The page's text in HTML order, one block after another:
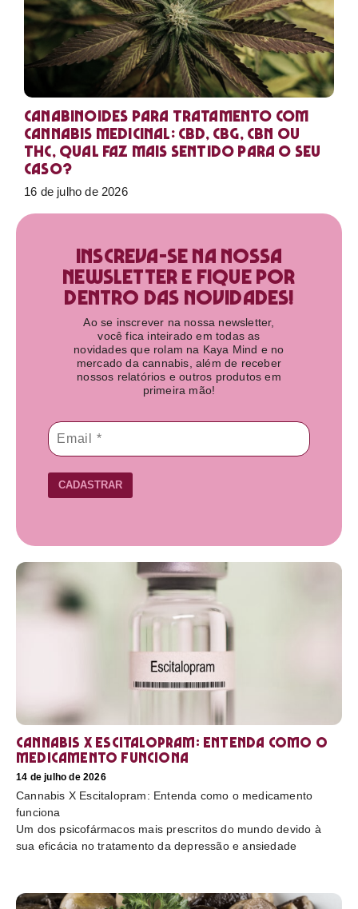
Canabinoides para tratamento com
cannabis medicinal: CBD, CBG, CBN ou
THC, qual faz mais sentido para o seu
caso?
16 de julho de 2026
Inscreva-se na nossa
newsletter e fique por
dentro das novidades!​
Ao se inscrever na nossa newsletter,
você fica inteirado em todas as
novidades que rolam na Kaya Mind e no
mercado da cannabis, além de receber
nossos relatórios e outros produtos em
primeira mão!
CADASTRAR
Cannabis X Escitalopram: Entenda como o
medicamento funciona
14 de julho de 2026
Cannabis X Escitalopram: Entenda como o medicamento
funciona
Um dos psicofármacos mais prescritos do mundo devido à
sua eficácia no tratamento da depressão e ansiedade